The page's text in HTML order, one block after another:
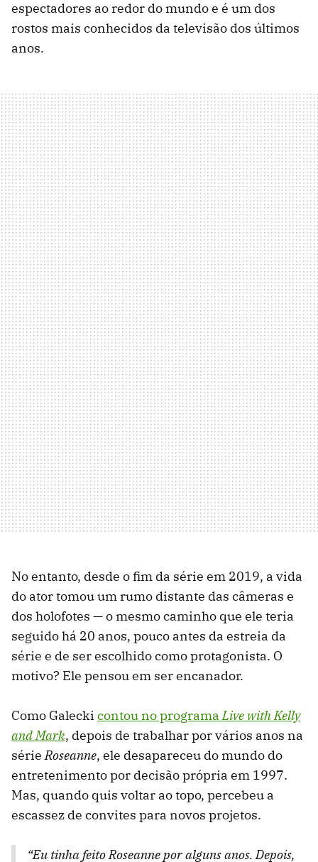
espectadores ao redor do mundo e é um dos
rostos mais conhecidos da televisão dos últimos
anos.
No entanto, desde o fim da série em 2019, a vida
do ator tomou um rumo distante das câmeras e
dos holofotes — o mesmo caminho que ele teria
seguido há 20 anos, pouco antes da estreia da
série e de ser escolhido como protagonista. O
motivo? Ele pensou em ser encanador.
Como Galecki contou no programaLive with Kelly
and Mark, depois de trabalhar por vários anos na
sérieRoseanne, ele desapareceu do mundo do
entretenimento por decisão própria em 1997.
Mas, quando quis voltar ao topo, percebeu a
escassez de convites para novos projetos.
“Eu tinha feitoRoseannepor alguns anos. Depois,